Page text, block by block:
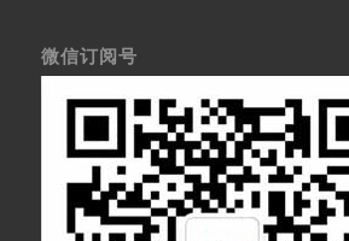
微信订阅号